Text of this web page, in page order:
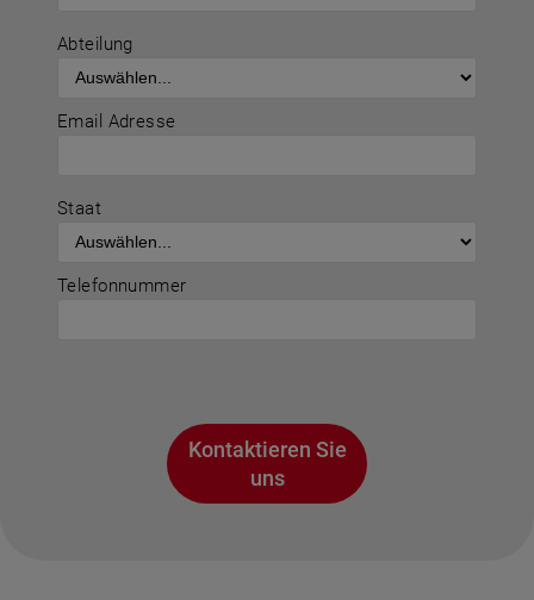
Abteilung
Email Adresse
Staat
Telefonnummer
Kontaktieren Sie
uns